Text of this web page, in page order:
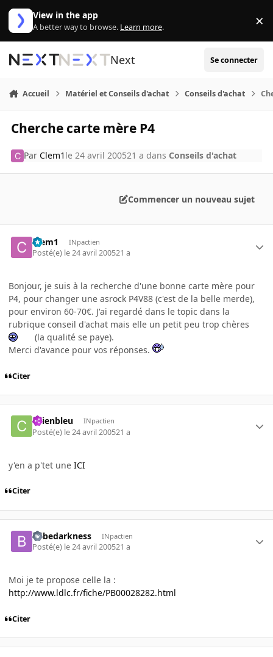
Aller au contenu
View in the app
A better way to browse. Learn more. ×
Next Se connecter
Accueil Matériel et Conseils d'achat Conseils d'achat
Cherche carte mère P4
ParClem1 le 24 avril 200521 a dans Conseils d'achat
Commencer un nouveau sujet
Clem1 INpactien
Posté(e) le 24 avril 200521 a
Bonjour, je suis à la recherche d'une bonne carte mère pour
P4, pour changer une asrock P4V88 (c'est de la belle merde),
pour environ 60-70€. J'ai regardé dans le topic dans la
rubrique conseil d'achat mais elle un petit peu trop chères
(la qualité se paye).
Merci d'avance pour vos réponses.
Citer
chienbleu INpactien
Posté(e) le 24 avril 200521 a
y'en a p'tet une ICI
Citer
bebedarkness INpactien
Posté(e) le 24 avril 200521 a
Moi je te propose celle la :
http://www.ldlc.fr/fiche/PB00028282.html
Citer